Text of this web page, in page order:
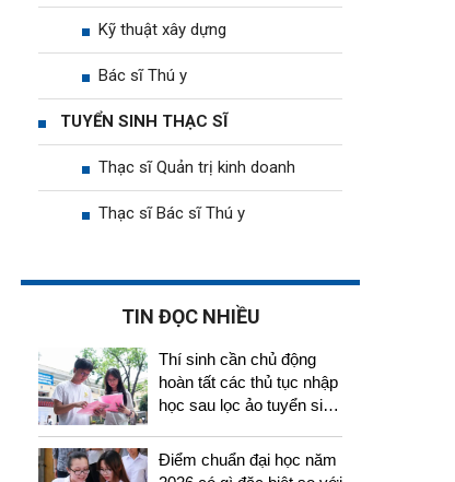
Kỹ thuật xây dựng
Bác sĩ Thú y
TUYỂN SINH THẠC SĨ
Thạc sĩ Quản trị kinh doanh
Thạc sĩ Bác sĩ Thú y
TIN ĐỌC NHIỀU
Thí sinh cần chủ động
hoàn tất các thủ tục nhập
học sau lọc ảo tuyển sinh
Điểm chuẩn đại học năm